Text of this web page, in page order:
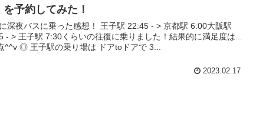
を予約してみた！
深夜バスに乗った感想！ 王子駅 22:45 - > 京都駅 6:00大阪駅
- > 王子駅 7:30くらいの往復に乗りました！結果的に満足度は...
^^v ◎ 王子駅の乗り場は ドアtoドアで 3...
2023.02.17